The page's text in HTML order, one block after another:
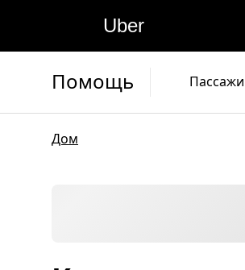
Uber
Помощь
Дом